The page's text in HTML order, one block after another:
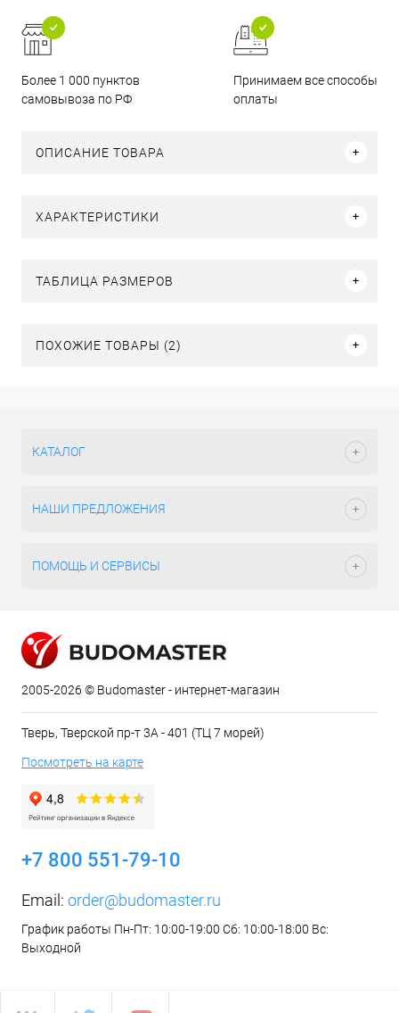
Более 1 000 пунктов
самовывоза по РФ
Принимаем все способы
оплаты
ОПИСАНИЕ ТОВАРА
ХАРАКТЕРИСТИКИ
ТАБЛИЦА РАЗМЕРОВ
ПОХОЖИЕ ТОВАРЫ (2)
КАТАЛОГ
НАШИ ПРЕДЛОЖЕНИЯ
ПОМОЩЬ И СЕРВИСЫ
2005-2026 © Budomaster - интернет-магазин
Тверь, Тверской пр-т 3А - 401 (ТЦ 7 морей)
Посмотреть на карте
+7 800 551-79-10
Email: order@budomaster.ru
График работы Пн-Пт: 10:00-19:00 Сб: 10:00-18:00 Вс:
Выходной